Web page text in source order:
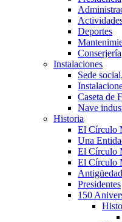
Deportes
Conserjería
Instalaciones
Sede
Caseta de
Nave
Historia
El Círculo
Una
El Círculo
El Círculo
Presidentes
150